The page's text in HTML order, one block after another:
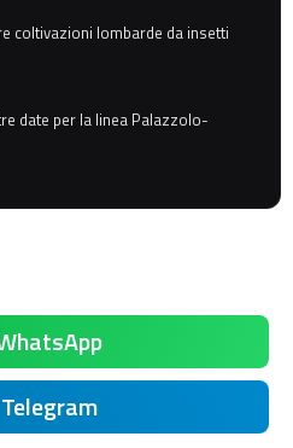
coltivazioni lombarde da insetti
date per la linea Palazzolo-
Telegram